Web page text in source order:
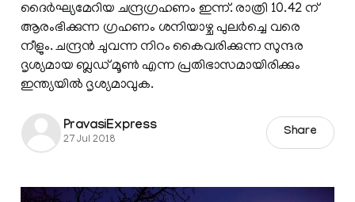
ദൈര്‍ഘ്യമേറിയ ചന്ദ്രഗ്രഹണം ഇന്ന്. രാത്രി 10.42 ന്
ആരംഭിക്കുന്ന ഗ്രഹണം ശനിയാഴ്ച പുലര്‍ച്ചെ വരെ
നീളും. ചന്ദ്രന്‍ ചുവന്ന നിറം കൈവരിക്കുന്ന സുന്ദര
ദൃശ്യമായ ബ്ലഡ് മൂണ്‍ എന്ന പ്രതിഭാസമായിരിക്കും
ഇന്ത്യയില്‍ ദൃശ്യമാവുക.
PravasiExpress
27 Jul 2018
Share